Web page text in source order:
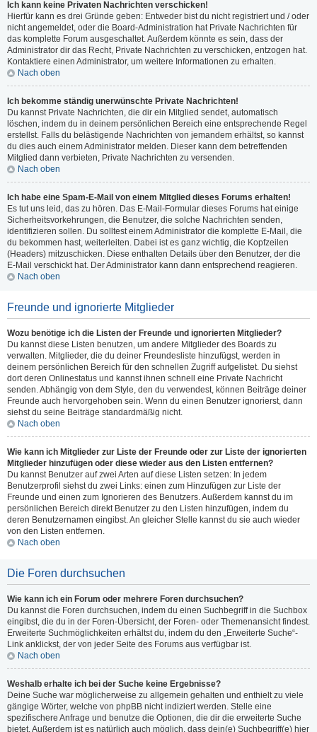
Ich kann keine Privaten Nachrichten verschicken!
Hierfür kann es drei Gründe geben: Entweder bist du nicht registriert und / oder
nicht angemeldet, oder die Board-Administration hat Private Nachrichten für
das komplette Forum ausgeschaltet. Außerdem könnte es sein, dass der
Administrator dir das Recht, Private Nachrichten zu verschicken, entzogen hat.
Kontaktiere einen Administrator, um weitere Informationen zu erhalten.
Nach oben
Ich bekomme ständig unerwünschte Private Nachrichten!
Du kannst Private Nachrichten, die dir ein Mitglied sendet, automatisch
löschen, indem du in deinem persönlichen Bereich eine entsprechende Regel
erstellst. Falls du belästigende Nachrichten von jemandem erhältst, so kannst
du dies auch einem Administrator melden. Dieser kann dem betreffenden
Mitglied dann verbieten, Private Nachrichten zu versenden.
Nach oben
Ich habe eine Spam-E-Mail von einem Mitglied dieses Forums erhalten!
Es tut uns leid, das zu hören. Das E-Mail-Formular dieses Forums hat einige
Sicherheitsvorkehrungen, die Benutzer, die solche Nachrichten senden,
identifizieren sollen. Du solltest einem Administrator die komplette E-Mail, die
du bekommen hast, weiterleiten. Dabei ist es ganz wichtig, die Kopfzeilen
(Headers) mitzuschicken. Diese enthalten Details über den Benutzer, der die
E-Mail verschickt hat. Der Administrator kann dann entsprechend reagieren.
Nach oben
Freunde und ignorierte Mitglieder
Wozu benötige ich die Listen der Freunde und ignorierten Mitglieder?
Du kannst diese Listen benutzen, um andere Mitglieder des Boards zu
verwalten. Mitglieder, die du deiner Freundesliste hinzufügst, werden in
deinem persönlichen Bereich für den schnellen Zugriff aufgelistet. Du siehst
dort deren Onlinestatus und kannst ihnen schnell eine Private Nachricht
senden. Abhängig von dem Style, den du verwendest, können Beiträge deiner
Freunde auch hervorgehoben sein. Wenn du einen Benutzer ignorierst, dann
siehst du seine Beiträge standardmäßig nicht.
Nach oben
Wie kann ich Mitglieder zur Liste der Freunde oder zur Liste der ignorierten
Mitglieder hinzufügen oder diese wieder aus den Listen entfernen?
Du kannst Benutzer auf zwei Arten auf diese Listen setzen: In jedem
Benutzerprofil siehst du zwei Links: einen zum Hinzufügen zur Liste der
Freunde und einen zum Ignorieren des Benutzers. Außerdem kannst du im
persönlichen Bereich direkt Benutzer zu den Listen hinzufügen, indem du
deren Benutzernamen eingibst. An gleicher Stelle kannst du sie auch wieder
von den Listen entfernen.
Nach oben
Die Foren durchsuchen
Wie kann ich ein Forum oder mehrere Foren durchsuchen?
Du kannst die Foren durchsuchen, indem du einen Suchbegriff in die Suchbox
eingibst, die du in der Foren-Übersicht, der Foren- oder Themenansicht findest.
Erweiterte Suchmöglichkeiten erhältst du, indem du den „Erweiterte Suche“-
Link anklickst, der von jeder Seite des Forums aus verfügbar ist.
Nach oben
Weshalb erhalte ich bei der Suche keine Ergebnisse?
Deine Suche war möglicherweise zu allgemein gehalten und enthielt zu viele
gängige Wörter, welche von phpBB nicht indiziert werden. Stelle eine
spezifischere Anfrage und benutze die Optionen, die dir die erweiterte Suche
bietet. Außerdem ist es natürlich auch möglich, dass dein(e) Suchbegriff(e) hier